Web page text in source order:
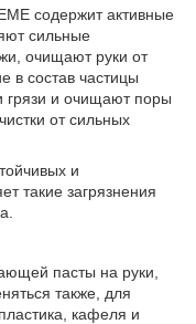
содержит активные
сильные
очищают руки от
в состав частицы
грязи и очищают поры
от сильных
и
такие загрязнения
пасты на руки,
также, для
кафеля и